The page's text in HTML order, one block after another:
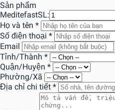
Sản phẩm
MeditefastSL:
Họ và tên *
Số điện thoại *
Email
Tỉnh/Thành *
Quận/Huyện *
Phường/Xã
Địa chỉ chi tiết *